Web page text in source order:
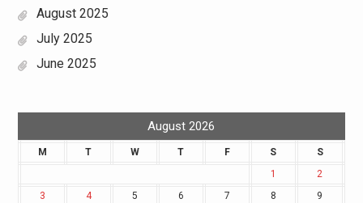
August 2025
July 2025
June 2025
August 2026
M T W T F S
S
1
2
3
4 5 6 7 8
9